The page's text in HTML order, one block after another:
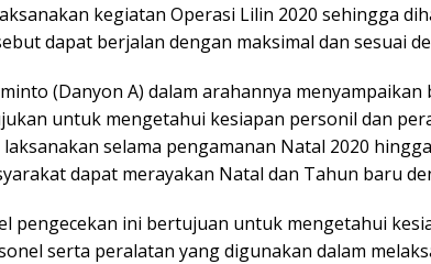
kegiatan Operasi Lilin 2020 sehingga
dapat berjalan dengan maksimal dan sesuai
(Danyon A) dalam arahannya menyampaikan
untuk mengetahui kesiapan personil dan
selama pengamanan Natal 2020
dapat merayakan Natal dan Tahun baru
pengecekan ini bertujuan untuk mengetahui
serta peralatan yang digunakan dalam